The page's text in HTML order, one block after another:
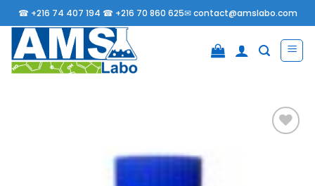
Passer
au
contenu
☎ +216 74 407 194 ☎ +216 70 860 625✉contact@amslabo.com